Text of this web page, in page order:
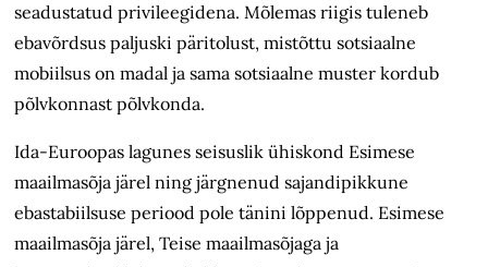
seadustatud privileegidena. Mõlemas riigis tuleneb
ebavõrdsus paljuski päritolust, mistõttu sotsiaalne
mobiilsus on madal ja sama sotsiaalne muster kordub
põlvkonnast põlvkonda.
Ida-Euroopas lagunes seisuslik ühiskond Esimese
maailmasõja järel ning järgnenud sajandipikkune
ebastabiilsuse periood pole tänini lõppenud. Esimese
maailmasõja järel, Teise maailmasõjaga ja